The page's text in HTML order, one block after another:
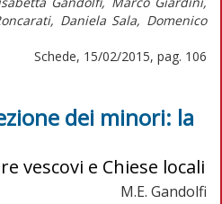
Daniela Sala, Domenico
Schede, 15/02/2015, pag. 106
dei minori: la
vescovi e Chiese locali
M.E. Gandolfi